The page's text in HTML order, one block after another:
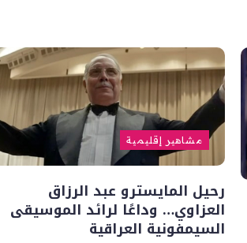
مشاهير إقليمية
رحيل المايسترو عبد الرزاق
العزاوي… وداعًا لرائد الموسيقى
السيمفونية العراقية